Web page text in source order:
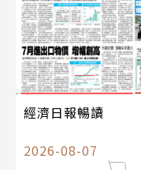
經濟日報暢讀
2026-08-07